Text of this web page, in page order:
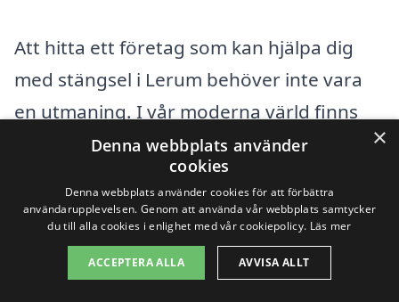
Att hitta ett företag som kan hjälpa dig
med stängsel i Lerum behöver inte vara
en utmaning. I vår moderna värld finns
det många alternativ när det kommer till
stängselinstallation, och det är viktigt att
välja en pålitlig och kompetent leverantör.
Om du letar efter stängsel i Lerum kan du
även överväga att utforska tjänster i de
×
Denna webbplats använder
cookies
Denna webbplats använder cookies för att förbättra
användarupplevelsen. Genom att använda vår webbplats samtycker
du till alla cookies i enlighet med vår cookiepolicy. Läs mer
ACCEPTERA ALLA AVVISA ALLT